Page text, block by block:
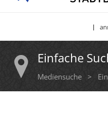
|
Einfache
Mediensuche >